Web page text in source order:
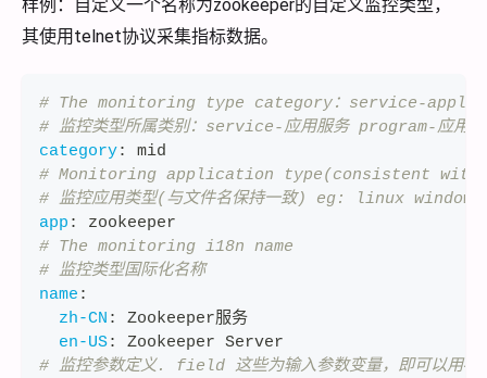
样例：自定义一个名称为zookeeper的自定义监控类型，
其使用telnet协议采集指标数据。
# The monitoring type category：service-
# 监控类型所属类别：service-应用服务 program-应
category:
mid
# Monitoring application type(consistent
# 监控应用类型(与文件名保持一致) eg: linux
app :
zookeeper
# The monitoring i18n name
# 监控类型国际化名称
name :
zh-CN :
Zookeeper服务
en-US:
Zookeeper Server
# 监控参数定义. field 这些为输入参数变量，即可以用